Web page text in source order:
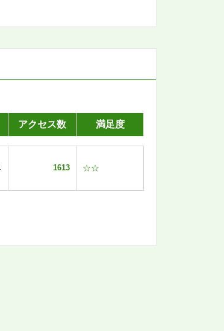
アクセス数 満足度
1613 ☆☆